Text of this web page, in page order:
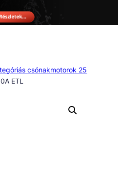
csónakmotorok 25
ETL